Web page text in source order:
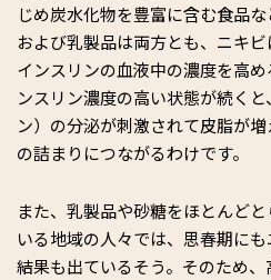
じめ炭水化物を豊富に含む食品な
および乳製品は両方とも、ニキ
インスリンの血液中の濃度を高
ンスリン濃度の高い状態が続く
ン）の分泌が刺激されて皮脂が
の詰まりにつながるわけです。
また、乳製品や砂糖をほとんど
いる地域の人々では、思春期に
結果も出ているそう。そのため